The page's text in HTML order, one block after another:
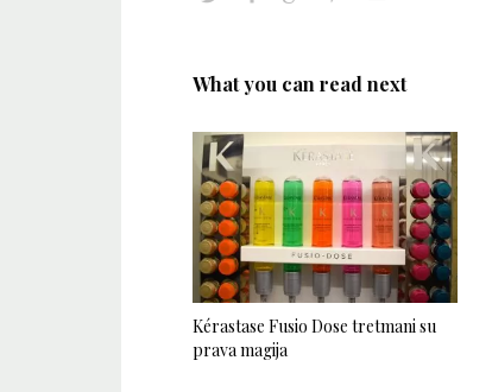
What you can read next
Kérastase Fusio Dose tretmani su
prava magija